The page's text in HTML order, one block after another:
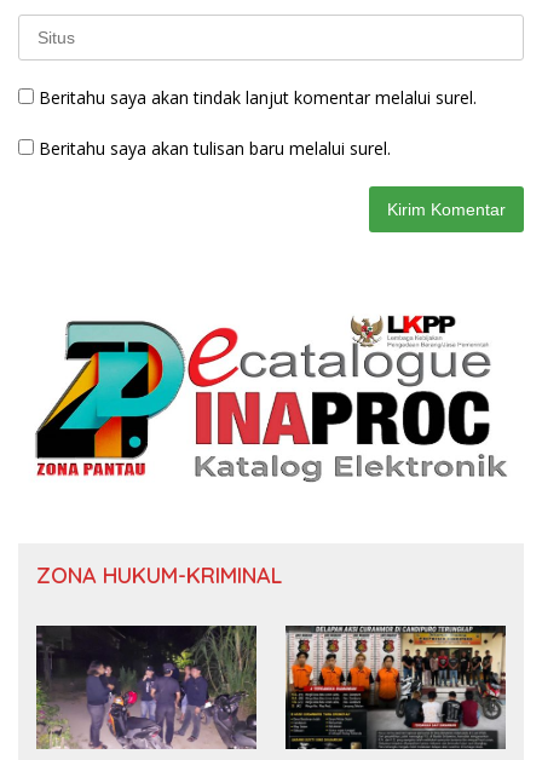
Beritahu saya akan tindak lanjut komentar melalui surel.
Beritahu saya akan tulisan baru melalui surel.
ZONA HUKUM-KRIMINAL